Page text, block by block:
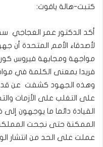
كتبت-هالة ياقوت:
أكد الدكتور عمر العجاجي
لأصدقاء الأمم المتحدة أن
فريدا بمعنى الكلمة في
وهذه الجهود كشفت عن
على التغلب على الأزمات
القيادة دائما ما يوجهون إلى
الممكنة حتى نجحت المملكة
عملت على الحد من انتشار